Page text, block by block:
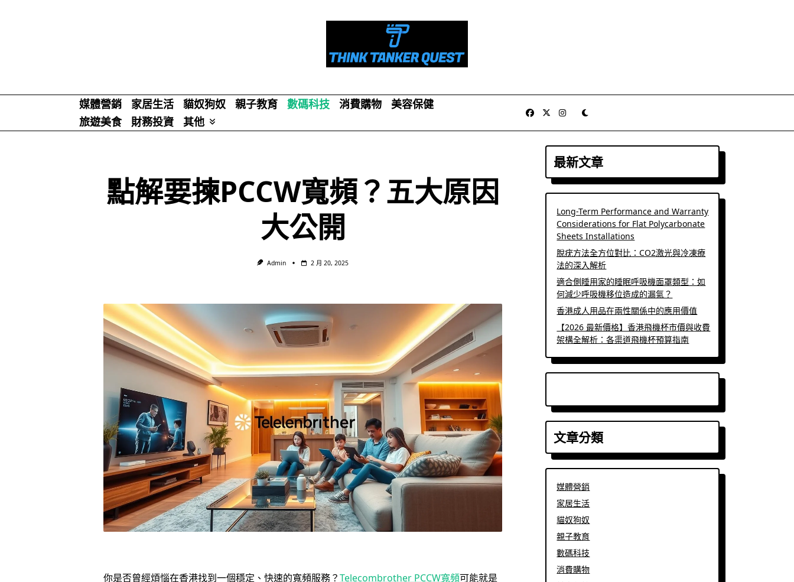
媒體營銷 家居生活 貓奴狗奴 親子教育 數碼科技 消費購物
美容保健
旅遊美食
財務投資 其他
點解要揀PCCW寬頻？五大原因
大公開
Admin 2 月 20, 2025
你是否曾經煩惱在香港找到一個穩定、快速的寬頻服務？Telecombrother PCCW寬頻可能就是
最新文章
Long-Term Performance and Warranty
Considerations for Flat Polycarbonate
Sheets Installations
脫疣方法全方位對比：CO2激光與冷凍療
法的深入解析
適合側睡用家的睡眠呼吸機面罩類型：如
何減少呼吸機移位造成的漏氣？
香港成人用品在兩性關係中的應用價值
【2026 最新價格】香港飛機杯市價與收費
架構全解析：各渠道飛機杯預算指南
文章分類
媒體營銷
家居生活
貓奴狗奴
親子教育
數碼科技
消費購物